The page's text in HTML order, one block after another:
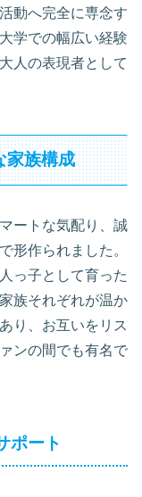
動へ完全に専念す
学での幅広い経験
人の表現者として
家族構成
ートな気配り、誠
形作られました。
っ子として育った
族それぞれが温か
り、お互いをリス
ンの間でも有名で
ポート